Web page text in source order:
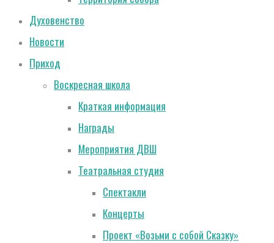
Духовенство
Новости
Приход
Воскресная школа
Краткая информация
Награды
Мероприятия ДВШ
Театральная студия
Спектакли
Концерты
Проект «Возьми с собой Сказку»